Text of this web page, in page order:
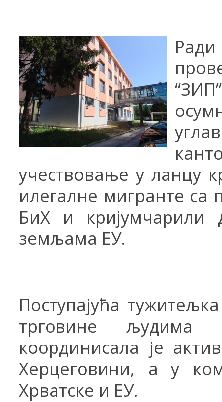
учествовање у ланцу
илегалне мигранте са
БиХ и кријумчарили
земљама ЕУ.
Поступајућа тужитељк
трговине људима
координисала је
Херцеговини, а у
Хрватске и ЕУ.